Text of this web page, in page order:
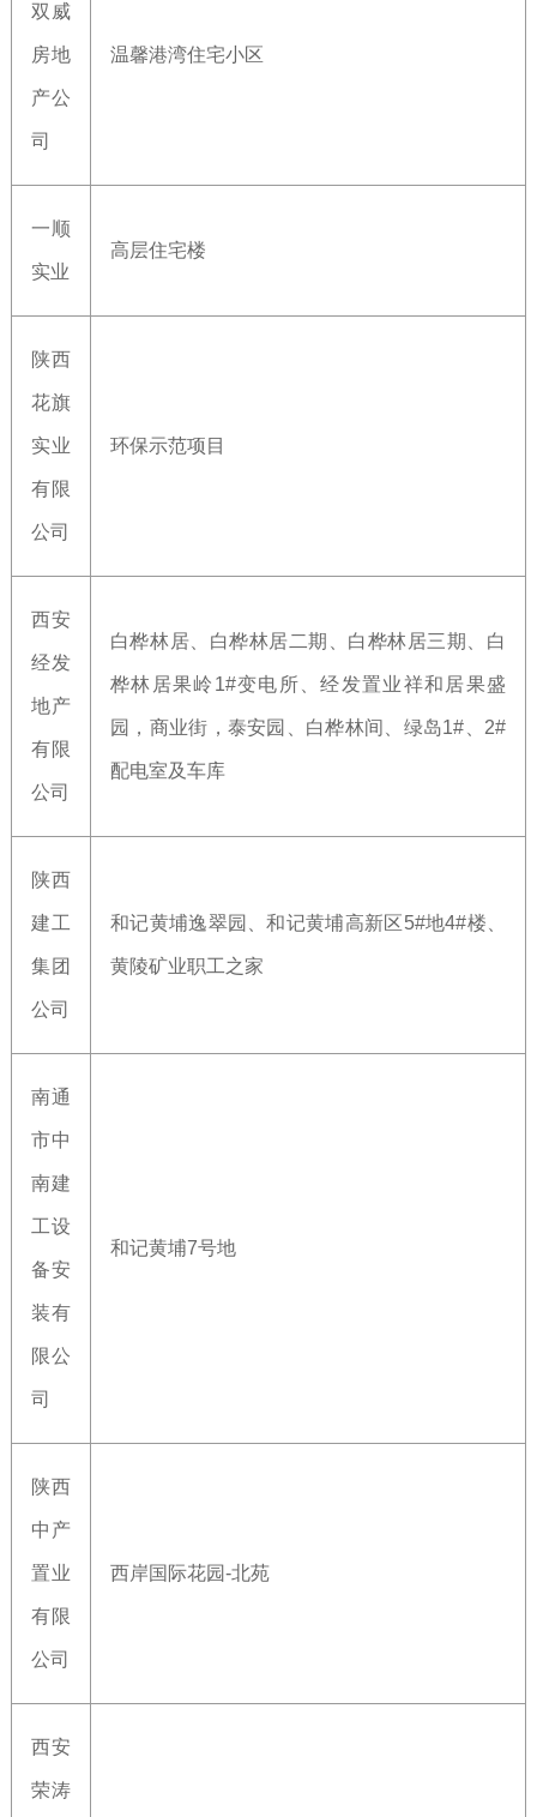
双威
房地
产公
司
温馨港湾住宅小区
一顺
实业
高层住宅楼
陕西
花旗
实业
有限
公司
环保示范项目
西安
经发
地产
有限
公司
白桦林居、白桦林居二期、白桦林居三期、白
桦林居果岭1#变电所、经发置业祥和居果盛
园，商业街，泰安园、白桦林间、绿岛1#、2#
配电室及车库
陕西
建工
集团
公司
和记黄埔逸翠园、和记黄埔高新区5#地4#楼、
黄陵矿业职工之家
南通
市中
南建
工设
备安
装有
限公
司
和记黄埔7号地
陕西
中产
置业
有限
公司
西岸国际花园-北苑
西安
荣涛